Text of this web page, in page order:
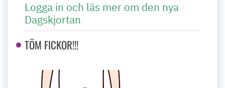
Logga in och läs mer om den nya
Dagskjortan
TÖM FICKOR!!!